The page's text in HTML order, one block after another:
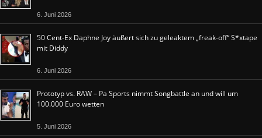
6. Juni 2026
50 Cent-Ex Daphne Joy äußert sich zu geleaktem „freak-off“ S*xtape
mit Diddy
6. Juni 2026
Prototyp vs. RAW – Pa Sports nimmt Songbattle an und will um
100.000 Euro wetten
5. Juni 2026